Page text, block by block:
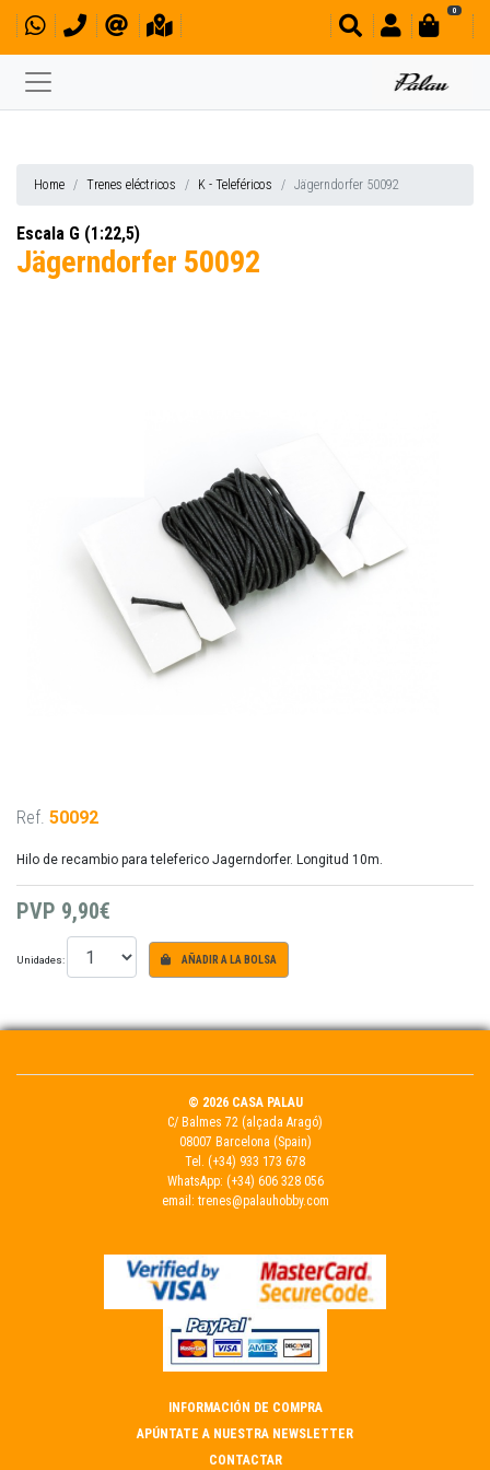
0
Home Trenes eléctricos K - Teleféricos Jägerndorfer 50092
Escala G (1:22,5)
Jägerndorfer 50092
Ref. 50092
Hilo de recambio para teleferico Jagerndorfer. Longitud 10m.
PVP 9,90€
Unidades: AÑADIR A LA BOLSA
© 2026 CASA PALAU
C/ Balmes 72 (alçada Aragó)
08007 Barcelona (Spain)
Tel. (+34) 933 173 678
WhatsApp: (+34) 606 328 056
email: trenes@palauhobby.com
INFORMACIÓN DE COMPRA
APÚNTATE A NUESTRA NEWSLETTER
CONTACTAR